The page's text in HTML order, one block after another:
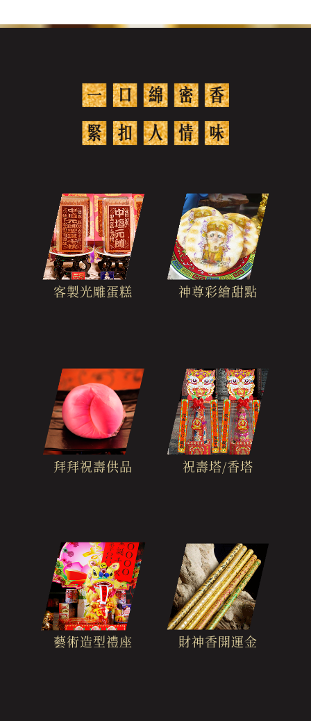
客製光雕蛋糕 神尊彩繪甜點
拜拜祝壽供品 祝壽塔/香塔
藝術造型禮座 財神香開運金